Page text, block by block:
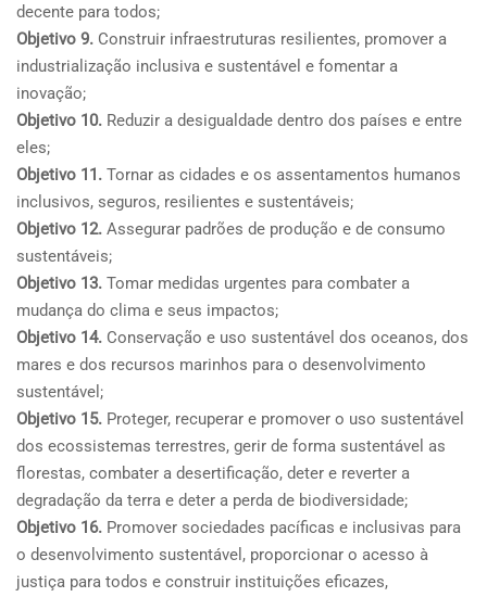
decente para todos;
Objetivo 9. Construir infraestruturas resilientes, promover a
industrialização inclusiva e sustentável e fomentar a
inovação;
Objetivo 10. Reduzir a desigualdade dentro dos países e entre
eles;
Objetivo 11. Tornar as cidades e os assentamentos humanos
inclusivos, seguros, resilientes e sustentáveis;
Objetivo 12. Assegurar padrões de produção e de consumo
sustentáveis;
Objetivo 13. Tomar medidas urgentes para combater a
mudança do clima e seus impactos;
Objetivo 14. Conservação e uso sustentável dos oceanos, dos
mares e dos recursos marinhos para o desenvolvimento
sustentável;
Objetivo 15. Proteger, recuperar e promover o uso sustentável
dos ecossistemas terrestres, gerir de forma sustentável as
florestas, combater a desertificação, deter e reverter a
degradação da terra e deter a perda de biodiversidade;
Objetivo 16. Promover sociedades pacíficas e inclusivas para
o desenvolvimento sustentável, proporcionar o acesso à
justiça para todos e construir instituições eficazes,